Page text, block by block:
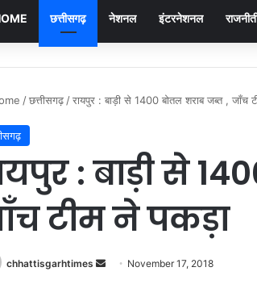
छत्तीसगढ़ नेशनल इंटरनेशनल
/छत्तीसगढ़ /रायपुर : बाड़ी से 1400 बोतल शराब जब्त , जाँच
: बाड़ी से
टीम ने पकड़ा
chhattisgarhtimes
Send November 17, 2018